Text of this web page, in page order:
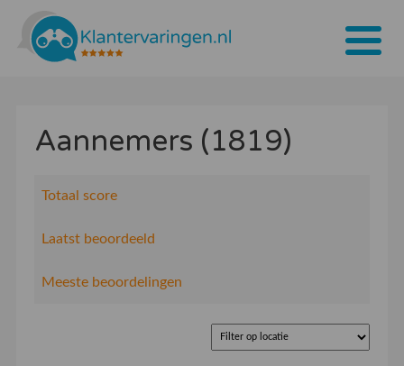
Tarieven
Aannemers (1819)
Totaal score
Laatst beoordeeld
Meeste beoordelingen